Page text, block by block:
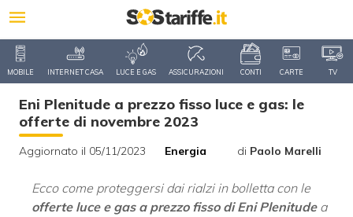
MOBILE INTERNET CASA LUCE E GAS ASSICURAZIONI CONTI CARTE TV
Eni Plenitude a prezzo fisso luce e gas: le
offerte di novembre 2023
Aggiornato il 05/11/2023 Energia di Paolo Marelli
Ecco come proteggersi dai rialzi in bolletta con le
offerte luce e gas a prezzo fisso di Eni Plenitudea